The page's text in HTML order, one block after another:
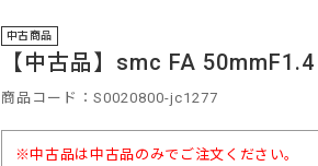
中古商品
【中古品】smc FA
商品コード：S0020800-jc1277
※中古品は中古品のみでご注文ください。